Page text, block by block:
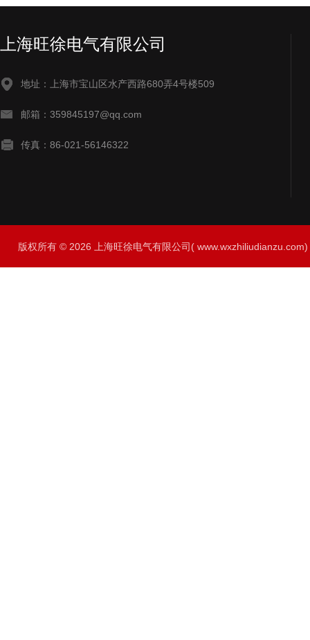
上海旺徐电气有限公司
地址：上海市宝山区水产西路680弄4号楼509
邮箱：359845197@qq.com
传真：86-021-56146322
版权所有 © 2026 上海旺徐电气有限公司(